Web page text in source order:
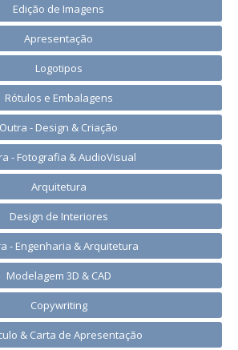
Edição de Imagens
Apresentação
Logotipos
Rótulos e Embalagens
Outra - Design & Criação
- Fotografia & AudioVisual
Arquitetura
Design de Interiores
- Engenharia & Arquitetura
Modelagem 3D & CAD
Copywriting
& Carta de Apresentação